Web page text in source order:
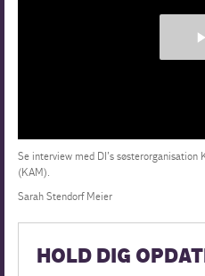
Se interview med DI’s søsterorganisation
(KAM).
Sarah Stendorf Meier
HOLD DIG